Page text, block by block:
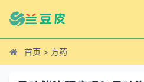
首页 > 方药